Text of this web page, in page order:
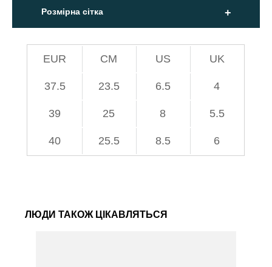
Розмірна сітка
EUR СМ US UK
37.5 23.5 6.5 4
39 25 8 5.5
40 25.5 8.5 6
ЛЮДИ ТАКОЖ ЦІКАВЛЯТЬСЯ